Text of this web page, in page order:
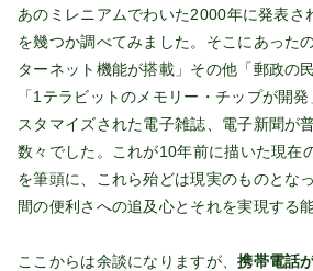
あのミレニアムでわいた2000年に発表さ
を幾つか調べてみました。そこにあった
ターネット機能が搭載」その他「郵政の
「1テラビットのメモリー・チップが開
スタマイズされた電子雑誌、電子新聞が
数々でした。これが10年前に描いた現在
を筆頭に、これら殆どは現実のものとな
間の便利さへの追及心とそれを実現する
ここからは余談になりますが、携帯電話